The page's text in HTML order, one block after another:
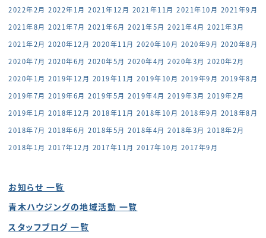
2022年2月 2022年1月 2021年12月 2021年11月 2021年10月 2021年9月
2021年8月 2021年7月 2021年6月 2021年5月 2021年4月 2021年3月
2021年2月 2020年12月 2020年11月 2020年10月 2020年9月 2020年8月
2020年7月 2020年6月 2020年5月 2020年4月 2020年3月 2020年2月
2020年1月 2019年12月 2019年11月 2019年10月 2019年9月 2019年8月
2019年7月 2019年6月 2019年5月 2019年4月 2019年3月 2019年2月
2019年1月 2018年12月 2018年11月 2018年10月 2018年9月 2018年8月
2018年7月 2018年6月 2018年5月 2018年4月 2018年3月 2018年2月
2018年1月 2017年12月 2017年11月 2017年10月 2017年9月
お知らせ 一覧
青木ハウジングの地域活動 一覧
スタッフブログ 一覧